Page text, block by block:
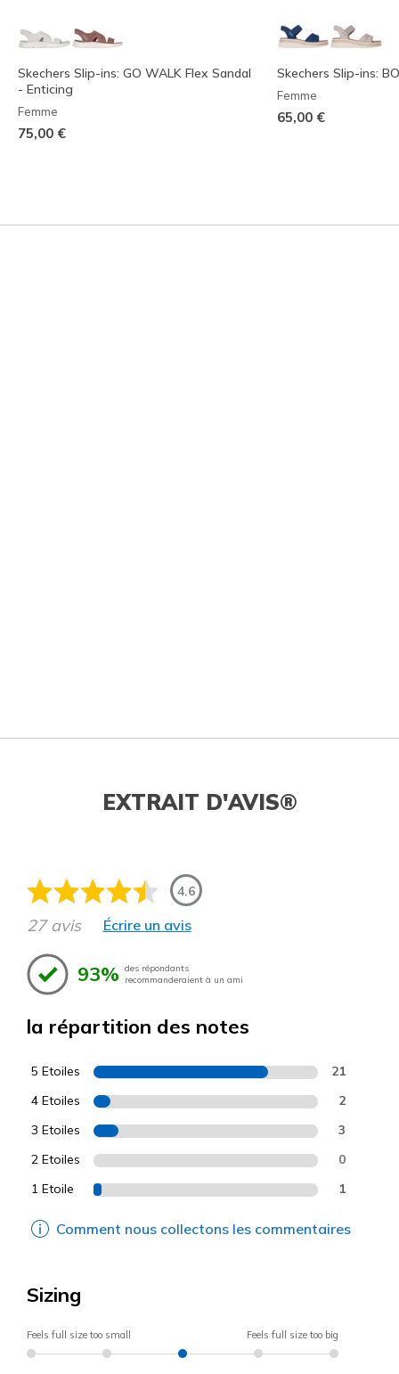
Skechers Slip-ins: GO WALK Flex Sandal
- Enticing
Femme
75,00 €
Skechers Slip-ins:
Femme
65,00 €
EXTRAIT D'AVIS®
4.6
27 avis Écrire un avis
93% des répondants
recommanderaient à un ami
la répartition des notes
5 Etoiles 21
4 Etoiles 2
3 Etoiles 3
2 Etoiles 0
1 Etoile 1
Comment nous collectons les commentaires
Sizing
Feels full size too small Feels full size too big